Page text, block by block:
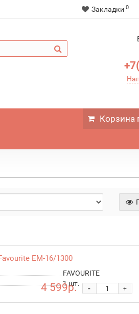
Закладки 0
Корзина
ЕМ-16/1300
FAVOURITE
1шт.
4 599р. +
-